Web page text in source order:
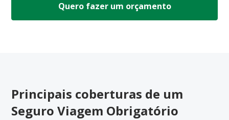
Quero fazer um orçamento
Principais coberturas de um
Seguro Viagem Obrigatório